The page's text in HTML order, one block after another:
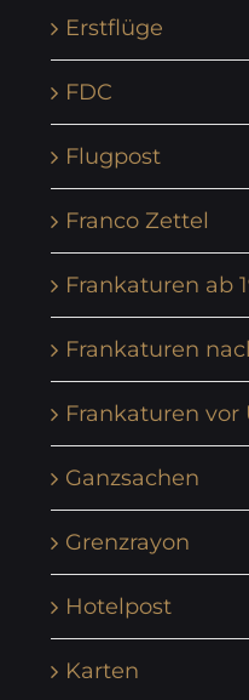
Erstflüge
FDC
Flugpost
Franco Zettel
Frankaturen ab
Frankaturen
Frankaturen vor
Ganzsachen
Grenzrayon
Hotelpost
Karten